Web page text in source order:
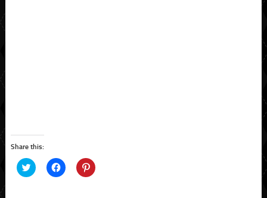
Share this:
Click
to
Click
to
Click
to